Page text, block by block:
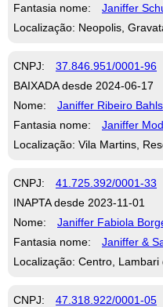
Fantasia nome:
Janiffer
Localização: Neopolis,
CNPJ: 37.846.951/0001-96
BAIXADA desde 2024-06-17
Nome:
Janiffer Ribeiro Bahls
Fantasia nome:
Janiffer
Localização: Vila Martins,
CNPJ: 41.725.392/0001-33
INAPTA desde 2023-11-01
Nome:
Janiffer Fabiola
Fantasia nome:
Janiffer &
Localização: Centro,
CNPJ: 47.318.922/0001-05